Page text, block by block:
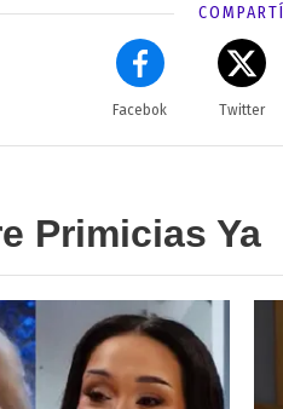
COMPARTÍ
Facebok Twitter
Primicias Ya